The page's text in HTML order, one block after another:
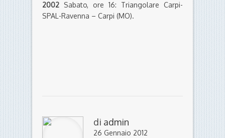
2002 Sabato, ore 16: Triangolare Carpi-
SPAL-Ravenna – Carpi (MO).
di admin
26 Gennaio 2012